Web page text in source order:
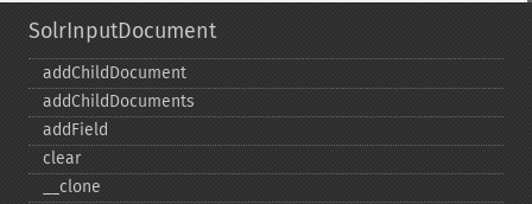
SolrInputDocument
addChildDocument
addChildDocuments
addField
clear
_​_​clone